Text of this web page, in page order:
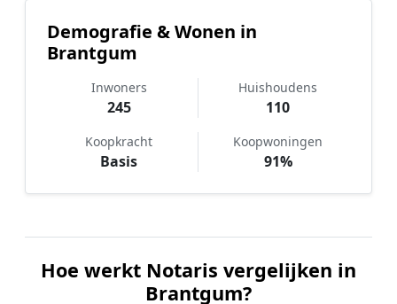
Demografie & Wonen in
Brantgum
Inwoners
245
Huishoudens
110
Koopkracht
Basis
Koopwoningen
91%
Hoe werkt Notaris vergelijken in
Brantgum?